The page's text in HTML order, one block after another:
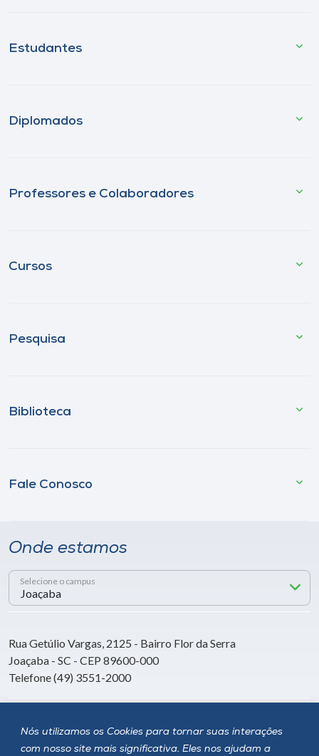
Nós utilizamos os Cookies para tornar suas interações
com nosso site mais significativa. Eles nos ajudam a
Estudantes
Diplomados
Professores e Colaboradores
Cursos
Pesquisa
Biblioteca
Fale Conosco
Onde estamos
Selecione o campus
Rua Getúlio Vargas, 2125 - Bairro Flor da Serra
Joaçaba - SC - CEP 89600-000
Telefone (49) 3551-2000
Siga a Unoesc